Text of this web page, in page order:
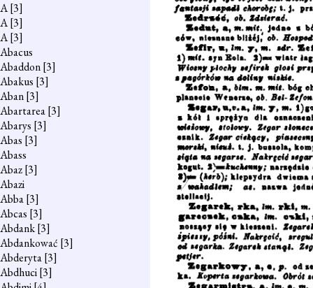
A[3]
A[3]
A[3]
Abacus
Abaddon[3]
Abakus [3]
Aban[3]
Abartarea[3]
Abarys [3]
Abas [3]
Abass
Abaz[3]
Abazi
Abba[3]
Abcas [3]
Abdank[3]
Abdankować [3]
Abderyta[3]
Abdhuci[3]